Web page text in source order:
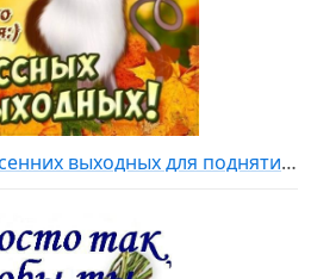
Открытка хороших осенних выходных для поднятий настроения